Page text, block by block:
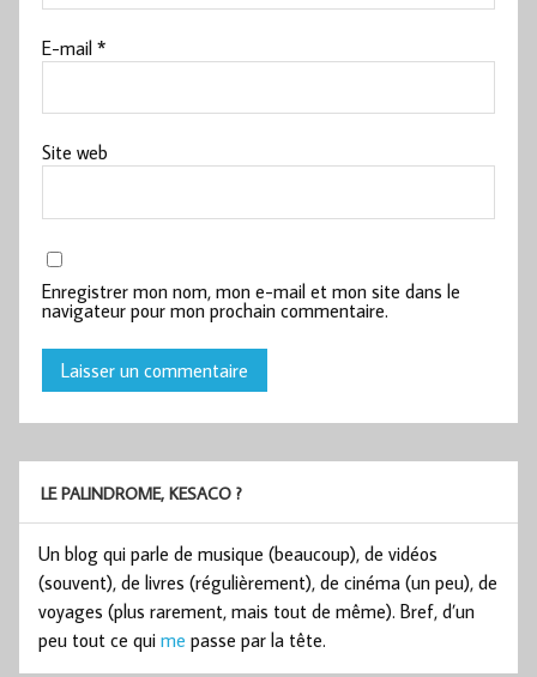
E-mail*
Site web
Enregistrer mon nom, mon e-mail et mon site dans le
navigateur pour mon prochain commentaire.
LE PALINDROME, KESACO ?
Un blog qui parle de musique (beaucoup), de vidéos
(souvent), de livres (régulièrement), de cinéma (un peu), de
voyages (plus rarement, mais tout de même). Bref, d’un
peu tout ce qui me passe par la tête.